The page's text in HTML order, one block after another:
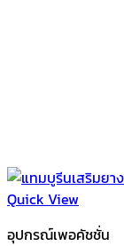
Quick View
อุปกรณ์เพอคัชชั่น